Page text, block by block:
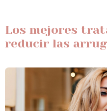
Los mejores
reducir las